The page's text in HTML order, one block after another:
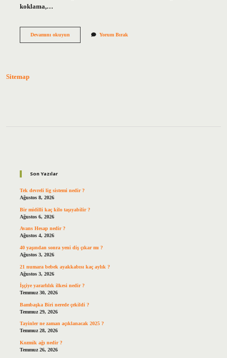
koklama,…
Devamını okuyunIç
Yorum Bırak
Sitemap
Son Yazılar
Tek devreli lig sistemi nedir ?
Ağustos 8, 2026
Bir midilli kaç kilo taşıyabilir ?
Ağustos 6, 2026
Avans Hesap nedir ?
Ağustos 4, 2026
40 yaşından sonra yeni diş çıkar mı ?
Ağustos 3, 2026
21 numara bebek ayakkabısı kaç aylık ?
Ağustos 3, 2026
İşçiye yararlılık ilkesi nedir ?
Temmuz 30, 2026
Bambaşka Biri nerede çekildi ?
Temmuz 29, 2026
Tayinler ne zaman açıklanacak 2025 ?
Temmuz 28, 2026
Kozmik ağı nedir ?
Temmuz 26, 2026